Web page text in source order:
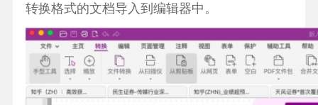
转换格式的文档导入到编辑器中。